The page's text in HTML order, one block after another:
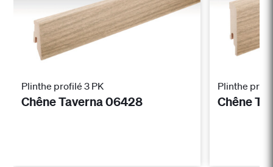
Plinthe profilé 3 PK
Chêne Taverna 06428
Plinthe
Chêne